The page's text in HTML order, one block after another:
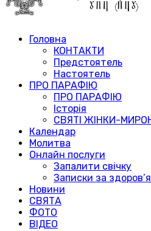
Головна
КОНТАКТИ
Предстоятель
Настоятель
ПРО ПАРАФІЮ
ПРО ПАРАФІЮ
Історія
СВЯТІ ЖІНКИ-
Календар
Молитва
Онлайн послуги
Запалити свічку
Записки за
Новини
СВЯТА
ФОТО
ВІДЕО